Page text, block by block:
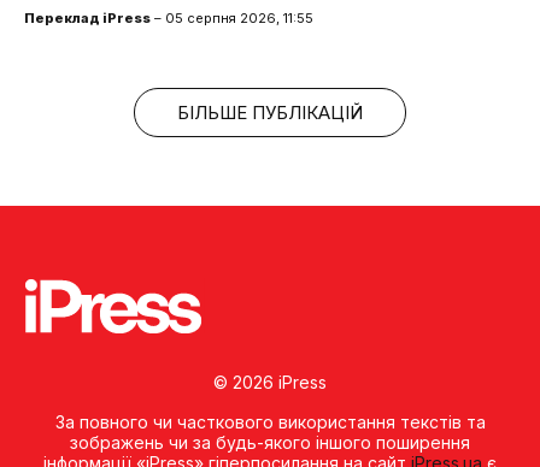
Переклад iPress – 05 серпня 2026, 11:55
БІЛЬШЕ ПУБЛІКАЦІЙ
© 2026 iPress
За повного чи часткового використання текстів та
зображень чи за будь-якого іншого поширення
інформації «iPress» гіперпосилання на сайт iPress.ua є